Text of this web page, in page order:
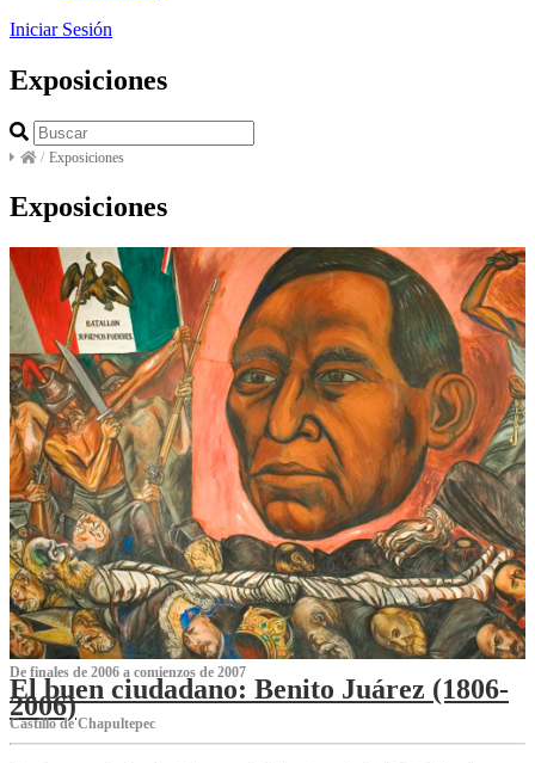
Iniciar Sesión
Exposiciones
/ Exposiciones
Exposiciones
De finales de 2006 a comienzos de 2007
El buen ciudadano: Benito Juárez (1806-
2006)
Castillo de Chapultepec